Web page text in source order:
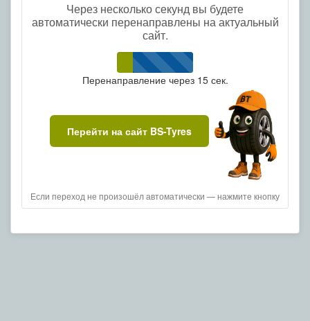
Через несколько секунд вы будете
автоматически перенаправлены на актуальный
сайт.
Перенаправление через 15сек.
Перейти на сайт BS-Tyres
Если переход не произошёл автоматически — нажмите кнопку